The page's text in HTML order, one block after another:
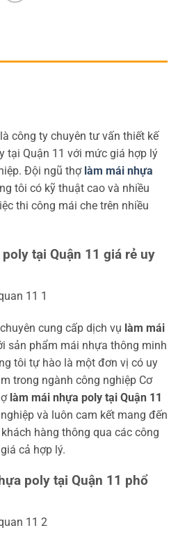
là công ty chuyên tư vấn thiết kế
tại Quận 11 với mức giá hợp lý
Đội ngũ thợ làm mái nhựa
tôi có kỹ thuật cao và nhiều
thi công mái che trên nhiều
tại Quận 11 giá rẻ uy
cung cấp dịch vụ làm mái
sản phẩm mái nhựa thông minh
tôi tự hào là một đơn vị có uy
trong ngành công nghiệp Cơ
làm mái nhựa poly tại Quận 11
và luôn cam kết mang đến
hàng thông qua các công
cả hợp lý.
poly tại Quận 11 phổ